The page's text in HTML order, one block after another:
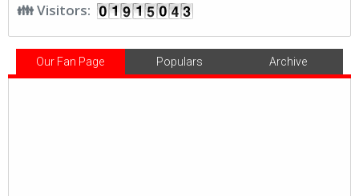
👪 Visitors:
Our Fan Page Populars Archive